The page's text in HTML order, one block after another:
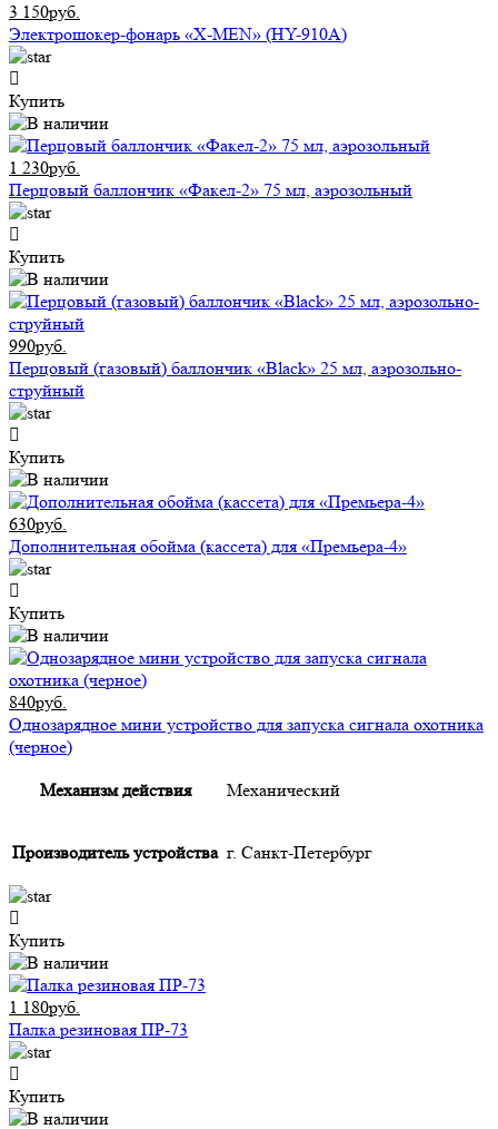
3 150руб.
Электрошокер-фонарь «X-MEN» (HY-910A)
Купить
1 230руб.
Перцовый баллончик «Факел-2» 75 мл, аэрозольный
Купить
990руб.
Перцовый (газовый) баллончик «Black» 25 мл, аэрозольно-
струйный
Купить
630руб.
Дополнительная обойма (кассета) для «Премьера-4»
Купить
840руб.
Однозарядное мини устройство для запуска сигнала охотника
(черное)
Механизм действия Механический
Производитель устройства г. Санкт-Петербург
Купить
1 180руб.
Палка резиновая ПР-73
Купить